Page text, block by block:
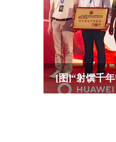
射阳大米入